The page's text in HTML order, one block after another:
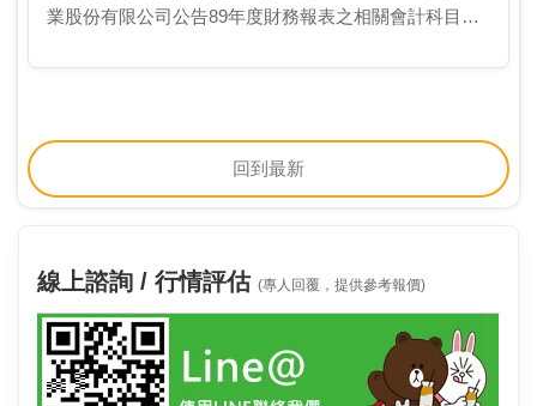
業股份有限公司公告89年度財務報表之相關會計科目資
回到最新
線上諮詢 / 行情評估 (專人回覆，提供參考報價)